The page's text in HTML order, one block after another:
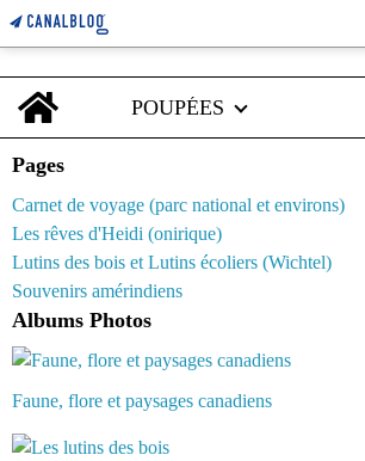
Home
POUPÉES
Pages
Carnet de voyage (parc national et environs)
Les rêves d'Heidi (onirique)
Lutins des bois et Lutins écoliers (Wichtel)
Souvenirs amérindiens
Albums Photos
Faune, flore et paysages canadiens